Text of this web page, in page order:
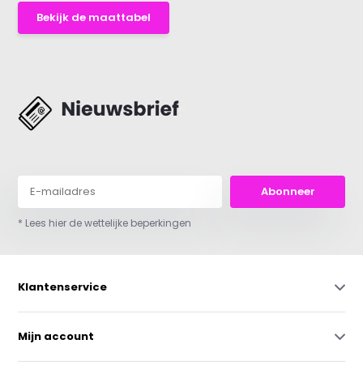
Bekijk de maattabel
Abonneer
* Lees hier de wettelijke beperkingen
Klantenservice
Mijn account